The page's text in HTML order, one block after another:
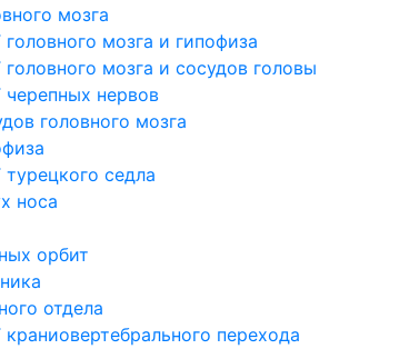
мозга
мозга и гипофиза
мозга и сосудов головы
нервов
головного мозга
седла
носа
орбит
отдела
перехода